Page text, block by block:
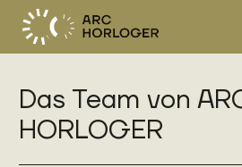
FR
Das Team von
HORLOGER